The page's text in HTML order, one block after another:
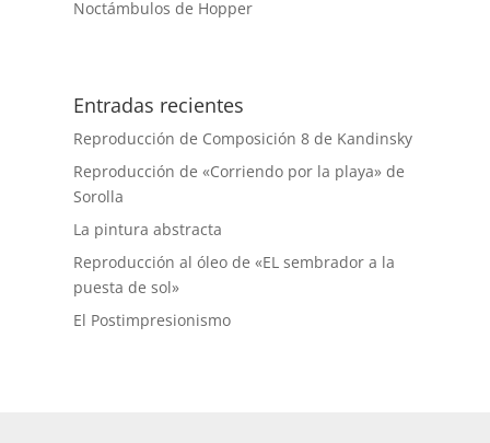
Noctámbulos de Hopper
Entradas recientes
Reproducción de Composición 8 de Kandinsky
Reproducción de «Corriendo por la playa» de
Sorolla
La pintura abstracta
Reproducción al óleo de «EL sembrador a la
puesta de sol»
El Postimpresionismo